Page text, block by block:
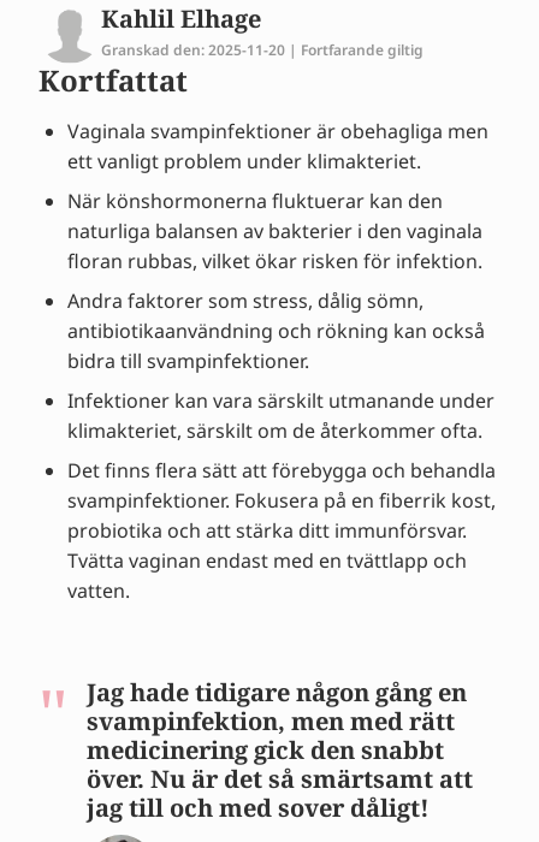
Kahlil Elhage
Granskad den: 2025-11-20 | Fortfarande giltig
Kortfattat
Vaginala svampinfektioner är obehagliga men
ett vanligt problem under klimakteriet.
När könshormonerna fluktuerar kan den
naturliga balansen av bakterier i den vaginala
floran rubbas, vilket ökar risken för infektion.
Andra faktorer som stress, dålig sömn,
antibiotikaanvändning och rökning kan också
bidra till svampinfektioner.
Infektioner kan vara särskilt utmanande under
klimakteriet, särskilt om de återkommer ofta.
Det finns flera sätt att förebygga och behandla
svampinfektioner. Fokusera på en fiberrik kost,
probiotika och att stärka ditt immunförsvar.
Tvätta vaginan endast med en tvättlapp och
vatten.
Jag hade tidigare någon gång en
svampinfektion, men med rätt
medicinering gick den snabbt
över. Nu är det så smärtsamt att
jag till och med sover dåligt!